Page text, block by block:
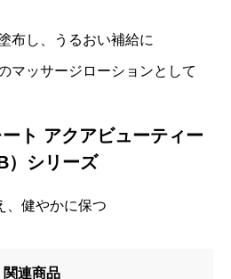
布し、うるおい補給に
マッサージローションとして
ト アクアビューティー
）シリーズ
、健やかに保つ
関連商品